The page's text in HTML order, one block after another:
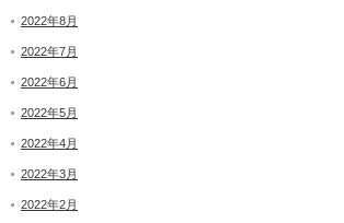
2022年8月
2022年7月
2022年6月
2022年5月
2022年4月
2022年3月
2022年2月